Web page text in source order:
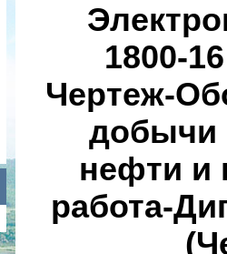
1800-
Чертеж-
добычи
нефти и
работа-